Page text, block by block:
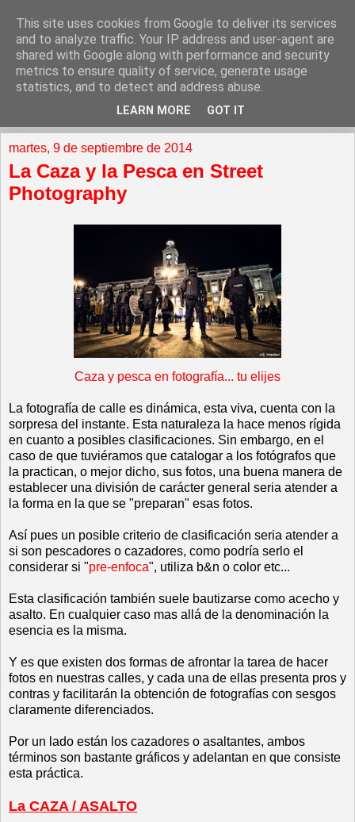
martes, 9 de septiembre de 2014
La Caza y la Pesca en Street
Photography
Caza y pesca en fotografía... tu elijes
La fotografía de calle es dinámica, esta viva, cuenta con la
sorpresa del instante. Esta naturaleza la hace menos rígida
en cuanto a posibles clasificaciones. Sin embargo, en el
caso de que tuviéramos que catalogar a los fotógrafos que
la practican, o mejor dicho, sus fotos, una buena manera de
establecer una división de carácter general seria atender a
la forma en la que se "preparan" esas fotos.
Así pues un posible criterio de clasificación seria atender a
si son pescadores o cazadores, como podría serlo el
considerar si "pre-enfoca", utiliza b&n o color etc...
Esta clasificación también suele bautizarse como acecho y
asalto. En cualquier caso mas allá de la denominación la
esencia es la misma.
Y es que existen dos formas de afrontar la tarea de hacer
fotos en nuestras calles, y cada una de ellas presenta pros y
contras y facilitarán la obtención de fotografías con sesgos
claramente diferenciados.
Por un lado están los cazadores o asaltantes, ambos
términos son bastante gráficos y adelantan en que consiste
esta práctica.
La CAZA / ASALTO
This site uses cookies from Google to deliver its services
and to analyze traffic. Your IP address and user-agent are
shared with Google along with performance and security
metrics to ensure quality of service, generate usage
statistics, and to detect and address abuse.
LEARN MORE GOT IT